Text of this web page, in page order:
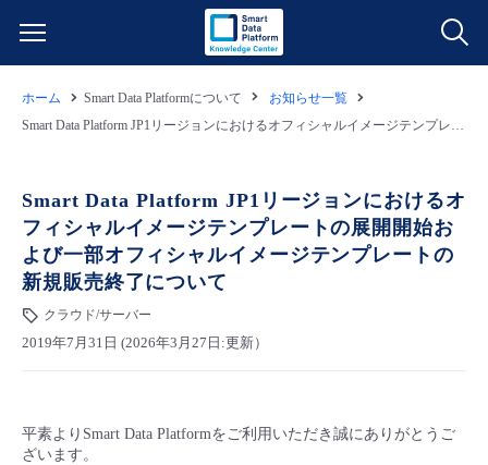
クラウド/サーバー
ネットワーク
データ利活用
クラウド/サーバー
ネットワーク
料金情報
料金シミュレーター
データ利活用
■ 管理機能
故障/メンテナンス情報
ホーム Smart Data Platformについて
お知らせ一覧
Smart Data Platform JP1リージョンにおけるオフィシャルイメージテンプレートの展開開始および一部オフィシャルイメージテンプレートの新規販売終了について
Smart Data Platform JP1リージョンにおけるオ
フィシャルイメージテンプレートの展開開始お
よび一部オフィシャルイメージテンプレートの
新規販売終了について
クラウド/サーバー
2019年7月31日 (2026年3月27日:更新）
平素よりSmart Data Platformをご利用いただき誠にありがとうご
ざいます。